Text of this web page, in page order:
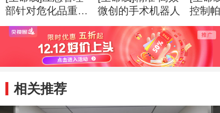
部针对危化品重大
危险源企业开展
2022年第一次部
级督导核查工作
微创的手术机器人
控制
相关推荐